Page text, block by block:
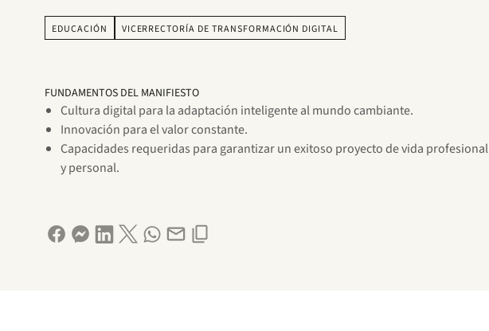
EDUCACIÓN VICERRECTORÍA DE TRANSFORMACIÓN DIGITAL
FUNDAMENTOS DEL MANIFIESTO
Cultura digital para la adaptación inteligente al mundo cambiante.
Innovación para el valor constante.
Capacidades requeridas para garantizar un exitoso proyecto de vida profesional
y personal.